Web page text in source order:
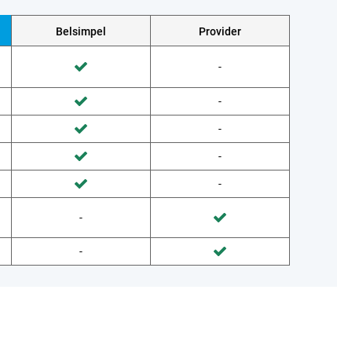
Belsimpel Provider
Wordt gedaan door Belsimpel Wordt niet gedaan door Provider
-
Wordt gedaan door Belsimpel Wordt niet gedaan door Provider
-
Wordt gedaan door Belsimpel Wordt niet gedaan door Provider
-
Wordt gedaan door Belsimpel Wordt niet gedaan door Provider
-
Wordt gedaan door Belsimpel Wordt niet gedaan door Provider
-
Wordt niet gedaan door Belsimpel
- Wordt gedaan door Provider
Wordt niet gedaan door Belsimpel
- Wordt gedaan door Provider